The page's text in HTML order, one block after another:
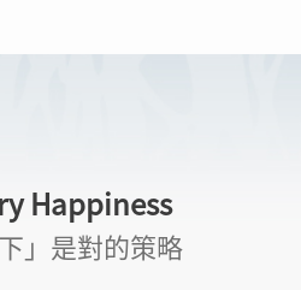
Happiness
」是對的策略